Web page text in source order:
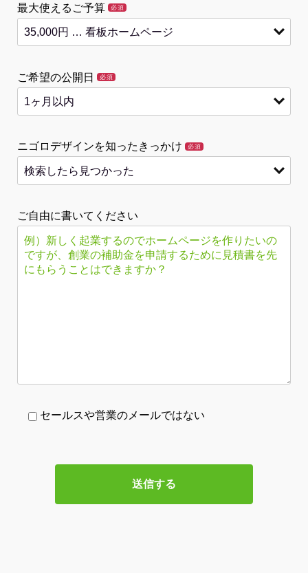
最大使えるご予算 必須
ご希望の公開日 必須
ニゴロデザインを知ったきっかけ 必須
ご自由に書いてください
セールスや営業のメールではない